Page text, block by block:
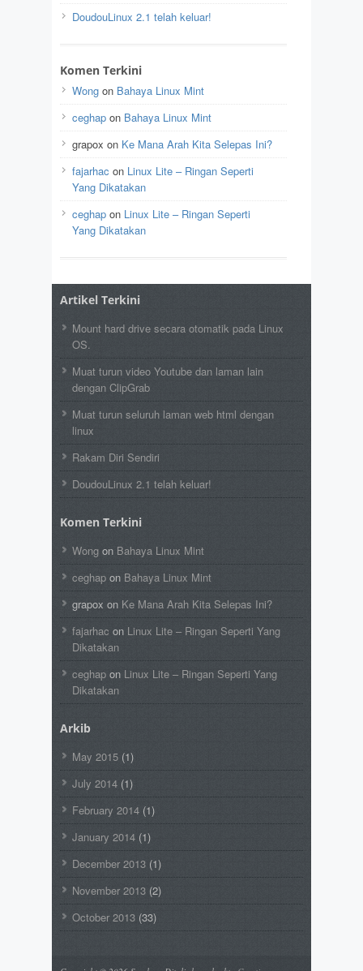
DoudouLinux 2.1 telah keluar!
Komen Terkini
Wong on Bahaya Linux Mint
ceghap on Bahaya Linux Mint
grapox on Ke Mana Arah Kita Selepas Ini?
fajarhac on Linux Lite – Ringan Seperti
Yang Dikatakan
ceghap on Linux Lite – Ringan Seperti
Yang Dikatakan
Artikel Terkini
Mount hard drive secara otomatik pada Linux
OS.
Muat turun video Youtube dan laman lain
dengan ClipGrab
Muat turun seluruh laman web html dengan
linux
Rakam Diri Sendiri
DoudouLinux 2.1 telah keluar!
Komen Terkini
Wong on Bahaya Linux Mint
ceghap on Bahaya Linux Mint
grapox on Ke Mana Arah Kita Selepas Ini?
fajarhac on Linux Lite – Ringan Seperti Yang
Dikatakan
ceghap on Linux Lite – Ringan Seperti Yang
Dikatakan
Arkib
May 2015 (1)
July 2014 (1)
February 2014 (1)
January 2014 (1)
December 2013 (1)
November 2013 (2)
October 2013 (33)